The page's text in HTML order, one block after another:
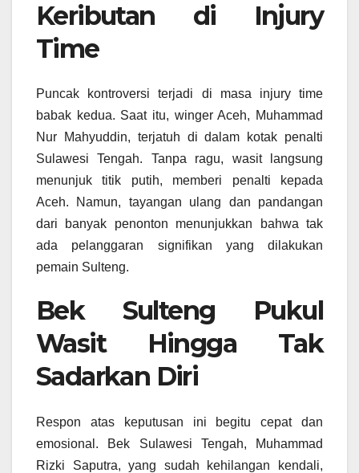
Keributan di Injury
Time
Puncak kontroversi terjadi di masa injury time
babak kedua. Saat itu, winger Aceh, Muhammad
Nur Mahyuddin, terjatuh di dalam kotak penalti
Sulawesi Tengah. Tanpa ragu, wasit langsung
menunjuk titik putih, memberi penalti kepada
Aceh. Namun, tayangan ulang dan pandangan
dari banyak penonton menunjukkan bahwa tak
ada pelanggaran signifikan yang dilakukan
pemain Sulteng.
Bek Sulteng Pukul
Wasit Hingga Tak
Sadarkan Diri
Respon atas keputusan ini begitu cepat dan
emosional. Bek Sulawesi Tengah, Muhammad
Rizki Saputra, yang sudah kehilangan kendali,